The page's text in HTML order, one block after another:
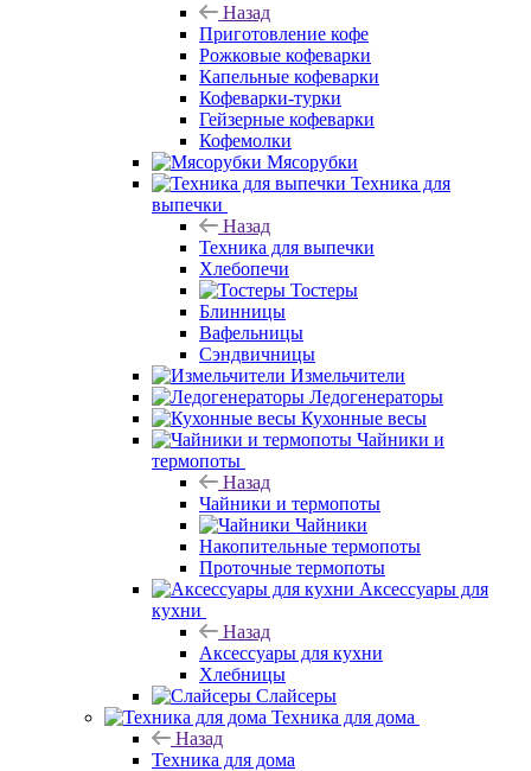
Назад
Приготовление кофе
Рожковые кофеварки
Капельные кофеварки
Кофеварки-турки
Гейзерные кофеварки
Кофемолки
Мясорубки
Техника для
выпечки
Назад
Техника для выпечки
Хлебопечи
Тостеры
Блинницы
Вафельницы
Сэндвичницы
Измельчители
Ледогенераторы
Кухонные весы
Чайники и
термопоты
Назад
Чайники и термопоты
Чайники
Накопительные термопоты
Проточные термопоты
Аксессуары для
кухни
Назад
Аксессуары для кухни
Хлебницы
Слайсеры
Техника для дома
Назад
Техника для дома